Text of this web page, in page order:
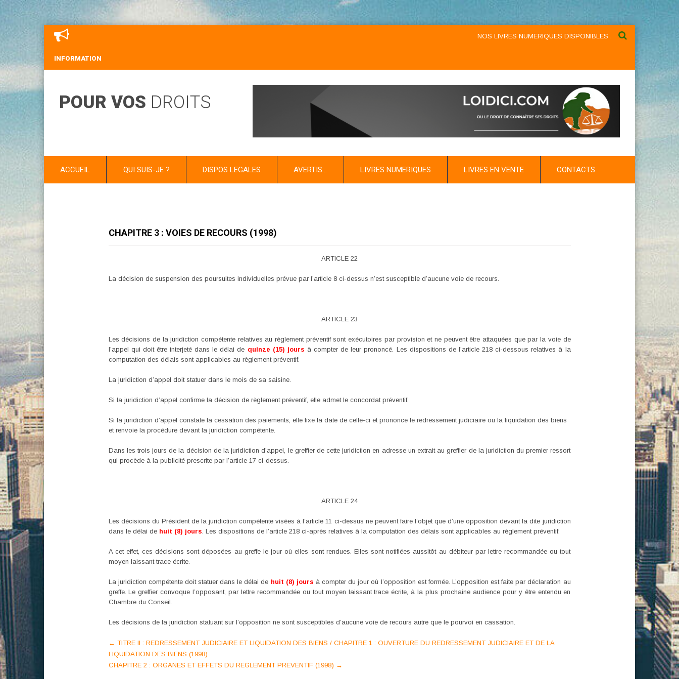
INFORMATION
NOS LIVRES NUMERIQUES DISPONIBLES AU NIVEAU DU MENU
POUR VOS DROITS
ACCUEIL QUI SUIS-JE ? DISPOS LEGALES AVERTIS… LIVRES NUMERIQUES LIVRES EN VENTE CONTACTS
CHAPITRE 3 : VOIES DE RECOURS (1998)
ARTICLE 22
La décision de suspension des poursuites individuelles prévue par l’article 8 ci-dessus n’est susceptible d’aucune voie de recours.
ARTICLE 23
Les décisions de la juridiction compétente relatives au règlement préventif sont exécutoires par provision et ne peuvent être attaquées que par la voie de
l’appel qui doit être interjeté dans le délai de quinze (15) jours à compter de leur prononcé. Les dispositions de l’article 218 ci-dessous relatives à la
computation des délais sont applicables au règlement préventif.
La juridiction d’appel doit statuer dans le mois de sa saisine.
Si la juridiction d’appel confirme la décision de règlement préventif, elle admet le concordat préventif.
Si la juridiction d’appel constate la cessation des paiements, elle fixe la date de celle-ci et prononce le redressement judiciaire ou la liquidation des biens
et renvoie la procédure devant la juridiction compétente.
Dans les trois jours de la décision de la juridiction d’appel, le greffier de cette juridiction en adresse un extrait au greffier de la juridiction du premier ressort
qui procède à la publicité prescrite par l’article 17 ci-dessus.
ARTICLE 24
Les décisions du Président de la juridiction compétente visées à l’article 11 ci-dessus ne peuvent faire l’objet que d’une opposition devant la dite juridiction
dans le délai de huit (8) jours . Les dispositions de l’article 218 ci-après relatives à la computation des délais sont applicables au règlement préventif.
A cet effet, ces décisions sont déposées au greffe le jour où elles sont rendues. Elles sont notifiées aussitôt au débiteur par lettre recommandée ou tout
moyen laissant trace écrite.
La juridiction compétente doit statuer dans le délai de huit (8) jours à compter du jour où l’opposition est formée. L’opposition est faite par déclaration au
greffe. Le greffier convoque l’opposant, par lettre recommandée ou tout moyen laissant trace écrite, à la plus prochaine audience pour y être entendu en
Chambre du Conseil.
Les décisions de la juridiction statuant sur l’opposition ne sont susceptibles d’aucune voie de recours autre que le pourvoi en cassation.
Post
navigation
← TITRE II : REDRESSEMENT JUDICIAIRE ET LIQUIDATION DES BIENS / CHAPITRE 1 : OUVERTURE DU REDRESSEMENT JUDICIAIRE ET DE LA
LIQUIDATION DES BIENS (1998)
CHAPITRE 2 : ORGANES ET EFFETS DU REGLEMENT PREVENTIF (1998) →